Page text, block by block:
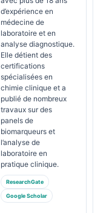
d’expérience en
médecine de
laboratoire et en
analyse diagnostique.
Elle détient des
certifications
spécialisées en
chimie clinique et a
publié de nombreux
travaux sur des
panels de
biomarqueurs et
l’analyse de
laboratoire en
pratique clinique.
ResearchGate
Google Scholar